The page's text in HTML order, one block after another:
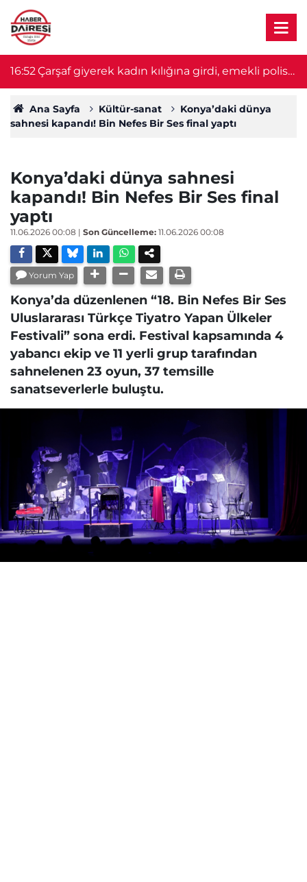
16:52Çarşaf giyerek kadın kılığına girdi, emekli polise
kurşun yağdırdı
Ana Sayfa Kültür-sanat
Konya’daki dünya
sahnesi kapandı! Bin Nefes Bir Ses final yaptı
Konya’daki dünya sahnesi
kapandı! Bin Nefes Bir Ses final
yaptı
11.06.2026 00:08 | Son Güncelleme: 11.06.2026 00:08
Yorum Yap
Konya’da düzenlenen “18. Bin Nefes Bir Ses
Uluslararası Türkçe Tiyatro Yapan Ülkeler
Festivali” sona erdi. Festival kapsamında 4
yabancı ekip ve 11 yerli grup tarafından
sahnelenen 23 oyun, 37 temsille
sanatseverlerle buluştu.